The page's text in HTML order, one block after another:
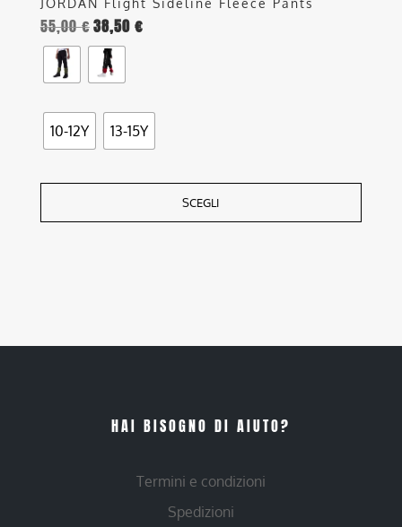
JORDAN Flight Sideline Fleece Pants
55,00€38,50 €
10-12Y 13-15Y
SCEGLI
HAI BISOGNO DI AIUTO?
Termini e condizioni
Spedizioni